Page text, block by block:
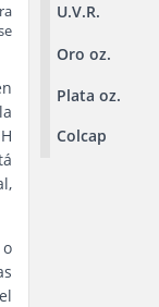
U.V.R.
Oro oz.
Plata oz.
Colcap